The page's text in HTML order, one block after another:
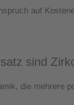
auf
sind
die mehrere